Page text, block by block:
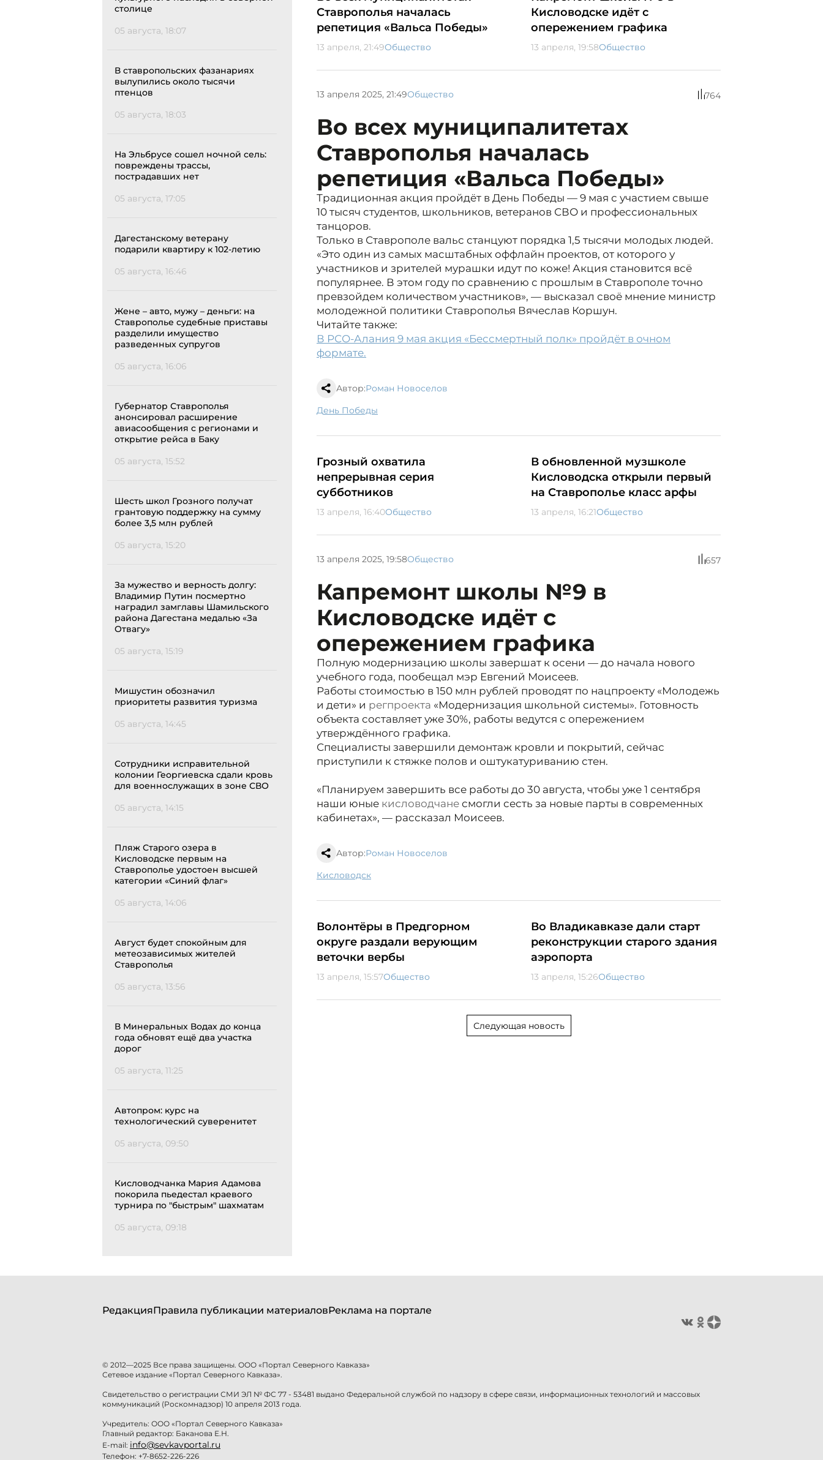
столице
05 августа, 18:07
В ставропольских фазанариях
вылупились около тысячи
птенцов
05 августа, 18:03
На Эльбрусе сошел ночной сель:
повреждены трассы,
пострадавших нет
05 августа, 17:05
Дагестанскому ветерану
подарили квартиру к 102-летию
05 августа, 16:46
Жене – авто, мужу – деньги: на
Ставрополье судебные приставы
разделили имущество
разведенных супругов
05 августа, 16:06
Губернатор Ставрополья
анонсировал расширение
авиасообщения с регионами и
открытие рейса в Баку
05 августа, 15:52
Шесть школ Грозного получат
грантовую поддержку на сумму
более 3,5 млн рублей
05 августа, 15:20
За мужество и верность долгу:
Владимир Путин посмертно
наградил замглавы Шамильского
района Дагестана медалью «За
Отвагу»
05 августа, 15:19
Мишустин обозначил
приоритеты развития туризма
05 августа, 14:45
Сотрудники исправительной
колонии Георгиевска сдали кровь
для военнослужащих в зоне СВО
05 августа, 14:15
Пляж Старого озера в
Кисловодске первым на
Ставрополье удостоен высшей
категории «Синий флаг»
05 августа, 14:06
Август будет спокойным для
метеозависимых жителей
Ставрополья
05 августа, 13:56
В Минеральных Водах до конца
года обновят ещё два участка
дорог
05 августа, 11:25
Автопром: курс на
технологический суверенитет
05 августа, 09:50
Кисловодчанка Мария Адамова
покорила пьедестал краевого
турнира по "быстрым" шахматам
05 августа, 09:18
Ставрополья началась
репетиция «Вальса Победы»
13 апреля, 21:49Общество
Кисловодске идёт с
опережением графика
13 апреля, 19:58Общество
13 апреля 2025, 21:49Общество 764
Во всех муниципалитетах
Ставрополья началась
репетиция «Вальса Победы»
Традиционная акция пройдёт в День Победы — 9 мая с участием свыше
10 тысяч студентов, школьников, ветеранов СВО и профессиональных
танцоров.
Только в Ставрополе вальс станцуют порядка 1,5 тысячи молодых людей.
«Это один из самых масштабных оффлайн проектов, от которого у
участников и зрителей мурашки идут по коже! Акция становится всё
популярнее. В этом году по сравнению с прошлым в Ставрополе точно
превзойдем количеством участников», — высказал своё мнение министр
молодежной политики Ставрополья Вячеслав Коршун.
Читайте также:
В РСО-Алания 9 мая акция «Бессмертный полк» пройдёт в очном
формате.
Автор:Роман Новоселов
День Победы
Грозный охватила
непрерывная серия
субботников
13 апреля, 16:40Общество
В обновленной музшколе
Кисловодска открыли первый
на Ставрополье класс арфы
13 апреля, 16:21Общество
13 апреля 2025, 19:58Общество 657
Капремонт школы №9 в
Кисловодске идёт с
опережением графика
Полную модернизацию школы завершат к осени — до начала нового
учебного года, пообещал мэр Евгений Моисеев.
Работы стоимостью в 150 млн рублей проводят по нацпроекту «Молодежь
и дети» и регпроекта «Модернизация школьной системы». Готовность
объекта составляет уже 30%, работы ведутся с опережением
утверждённого графика.
Специалисты завершили демонтаж кровли и покрытий, сейчас
приступили к стяжке полов и оштукатуриванию стен.
«Планируем завершить все работы до 30 августа, чтобы уже 1 сентября
наши юные кисловодчане смогли сесть за новые парты в современных
кабинетах», — рассказал Моисеев.
Автор:Роман Новоселов
Кисловодск
Волонтёры в Предгорном
округе раздали верующим
веточки вербы
13 апреля, 15:57Общество
Во Владикавказе дали старт
реконструкции старого здания
аэропорта
13 апреля, 15:26Общество
Следующая новость
РедакцияПравила публикации материаловРеклама на портале
© 2012—2025 Все права защищены. ООО «Портал Северного Кавказа»
Сетевое издание «Портал Северного Кавказа».
Свидетельство о регистрации СМИ ЭЛ № ФС 77 - 53481 выдано Федеральной службой по надзору в сфере связи, информационных технологий и массовых
коммуникаций (Роскомнадзор) 10 апреля 2013 года.
Учредитель: ООО «Портал Северного Кавказа»
Главный редактор: Баканова Е.Н.
E-mail: info@sevkavportal.ru
Телефон: +7-8652-226-226